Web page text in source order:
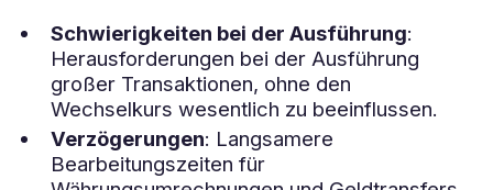
Schwierigkeiten bei der Ausführung:
Herausforderungen bei der Ausführung
großer Transaktionen, ohne den
Wechselkurs wesentlich zu beeinflussen.
Verzögerungen: Langsamere
Bearbeitungszeiten für